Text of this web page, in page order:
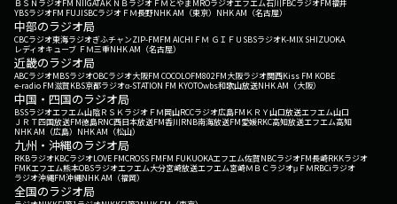
ＢＳＮラジオFM NIIGATAＫＮＢラジオ ＦＭとやまMROラジオエフエム石川FBCラジオFM福井
YBSラジオFM FUJISBCラジオ ＦＭ長野NHK AM（東京） NHK AM（名古屋）
中部のラジオ局
CBCラジオ東海ラジオぎふチャンZIP-FMFM AICHI ＦＭ ＧＩＦＵ SBSラジオK-MIX SHIZUOKA
レディオキューブ ＦＭ三重NHK AM（名古屋）
近畿のラジオ局
ABCラジオMBSラジオOBCラジオ大阪FM COCOLOFM802FM大阪ラジオ関西Kiss FM KOBE
e-radio FM滋賀KBS京都ラジオα-STATION FM KYOTOwbs和歌山放送NHK AM（大阪）
中国・四国のラジオ局
BSSラジオエフエム山陰ＲＳＫラジオ ＦＭ岡山RCCラジオ広島FM ＫＲＹ山口放送エフエム山口
ＪＲＴ四国放送FM徳島RNC西日本放送FM香川RNB南海放送FM愛媛RKC高知放送エフエム高知
NHK AM（広島） NHK AM（松山）
九州・沖縄のラジオ局
RKBラジオKBCラジオLOVE FMCROSS FMFM FUKUOKAエフエム佐賀NBCラジオFM長崎RKKラジオ
FMKエフエム熊本OBSラジオエフエム大分宮崎放送エフエム宮崎ＭＢＣラジオμＦＭRBCiラジオ
ラジオ沖縄FM沖縄NHK AM（福岡）
全国のラジオ局